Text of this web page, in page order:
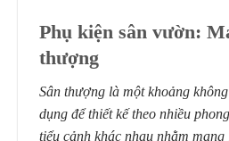
Phụ kiện sân vườn:
thượng
Sân thượng là một khoảng
dụng để thiết kế theo nhiều
tiểu cảnh khác nhau nhằm